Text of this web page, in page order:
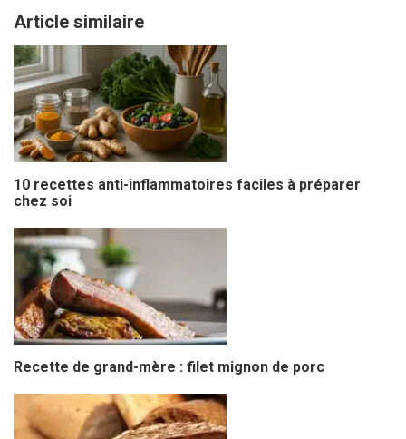
Article similaire
10 recettes anti-inflammatoires faciles à préparer
chez soi
Recette de grand-mère : filet mignon de porc